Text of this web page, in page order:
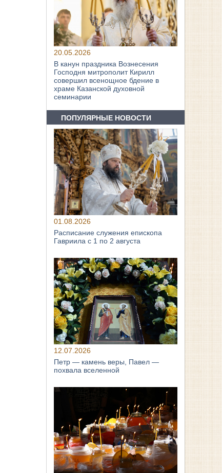
20.05.2026
В канун праздника Вознесения
Господня митрополит Кирилл
совершил всенощное бдение в
храме Казанской духовной
семинарии
ПОПУЛЯРНЫЕ НОВОСТИ
01.08.2026
Расписание служения епископа
Гавриила с 1 по 2 августа
12.07.2026
Петр — камень веры, Павел —
похвала вселенной